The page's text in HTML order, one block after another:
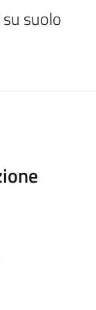
suolo